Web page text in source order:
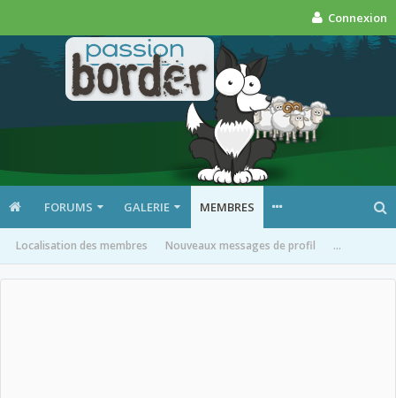
Connexion
FORUMS GALERIE MEMBRES
Localisation des membres Nouveaux messages de profil ...